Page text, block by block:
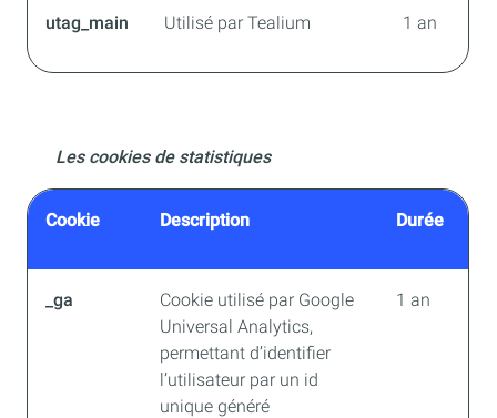
utag_main Utilisé par Tealium 1 an
Les cookies de statistiques
Cookie Description Durée
_ga
Cookie utilisé par Google
Universal Analytics,
permettant d’identifier
l’utilisateur par un id
unique généré
1 an